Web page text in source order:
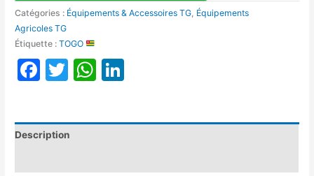
Catégories : Équipements & Accessoires TG Équipements
Agricoles TG
Étiquette :TOGO
Facebook
TwitterWhatsApp
Description